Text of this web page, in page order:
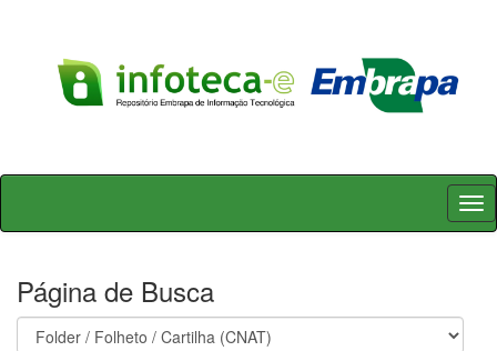
Skip
Página de Busca